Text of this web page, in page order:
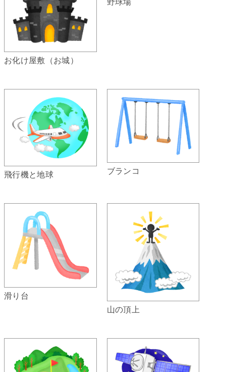
お化け屋敷（お城）
飛行機と地球 ブランコ
滑り台
山の頂上